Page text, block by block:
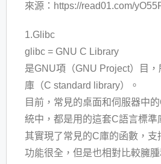
來源：https://read01.com/
1.Glibc
glibc = GNU C Library
是GNU項（GNU Project）目
庫（C standard library）。
目前，常見的桌面和伺服器中
統中，都是用的這套C語言標準
其實現了常見的C庫的函數，支
功能很全，但是也相對比較臃腫